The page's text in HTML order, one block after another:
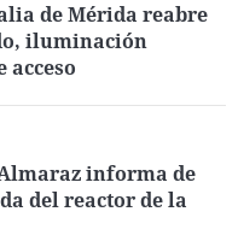
de Mérida reabre
iluminación
acceso
informa de
del reactor de la